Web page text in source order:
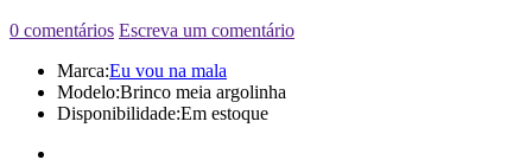
0 comentários Escreva um comentário
Marca:Eu vou na mala
Modelo:Brinco meia argolinha
Disponibilidade:Em estoque